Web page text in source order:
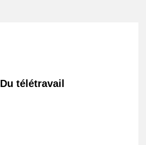
Du télétravail